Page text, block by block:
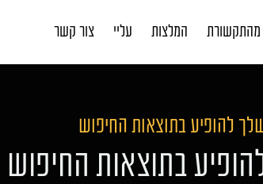
מהתקשורת המלצות עליי צור קשר
להופיע בתוצאות החיפוש
בתוצאות החיפוש